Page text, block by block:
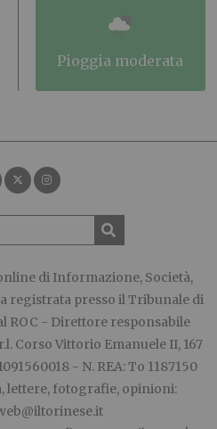
pioggia moderata
di Informazione, Società,
registrata presso il Tribunale di
ROC - Direttore responsabile
Corso Vittorio Emanuele II, 167
- N. REA: To 1187150
lettere, fotografie, opinioni: